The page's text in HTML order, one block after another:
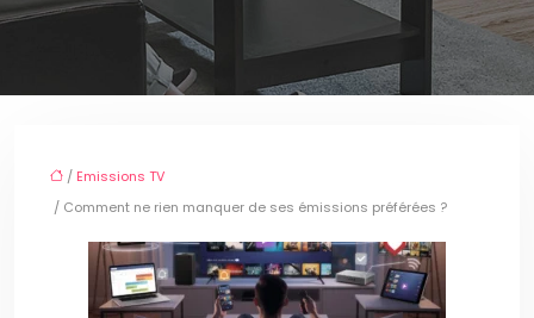
/ Emissions TV
/ Comment ne rien manquer de ses émissions préférées ?